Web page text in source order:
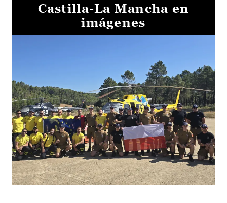
Castilla-La Mancha en
imágenes